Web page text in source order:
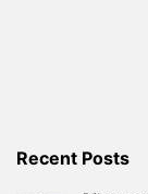
Recent Posts